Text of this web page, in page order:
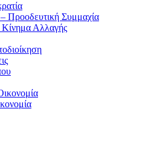
Προοδευτική Συμμαχία
Αλλαγής